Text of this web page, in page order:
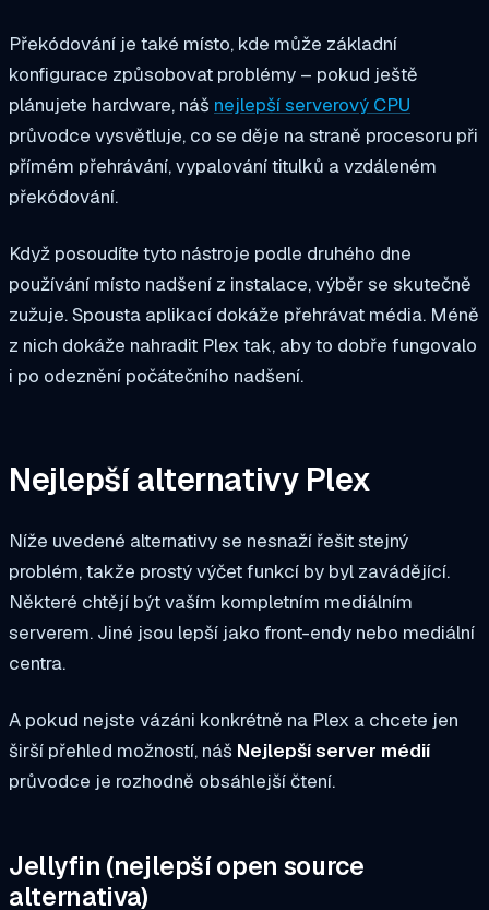
Překódování je také místo, kde může základní
konfigurace způsobovat problémy – pokud ještě
plánujete hardware, náš nejlepší serverový CPU
průvodce vysvětluje, co se děje na straně procesoru při
přímém přehrávání, vypalování titulků a vzdáleném
překódování.
Když posoudíte tyto nástroje podle druhého dne
používání místo nadšení z instalace, výběr se skutečně
zužuje. Spousta aplikací dokáže přehrávat média. Méně
z nich dokáže nahradit Plex tak, aby to dobře fungovalo
i po odeznění počátečního nadšení.
Nejlepší alternativy Plex
Níže uvedené alternativy se nesnaží řešit stejný
problém, takže prostý výčet funkcí by byl zavádějící.
Některé chtějí být vaším kompletním mediálním
serverem. Jiné jsou lepší jako front-endy nebo mediální
centra.
A pokud nejste vázáni konkrétně na Plex a chcete jen
širší přehled možností, náš Nejlepší server médií
průvodce je rozhodně obsáhlejší čtení.
Jellyfin (nejlepší open source
alternativa)